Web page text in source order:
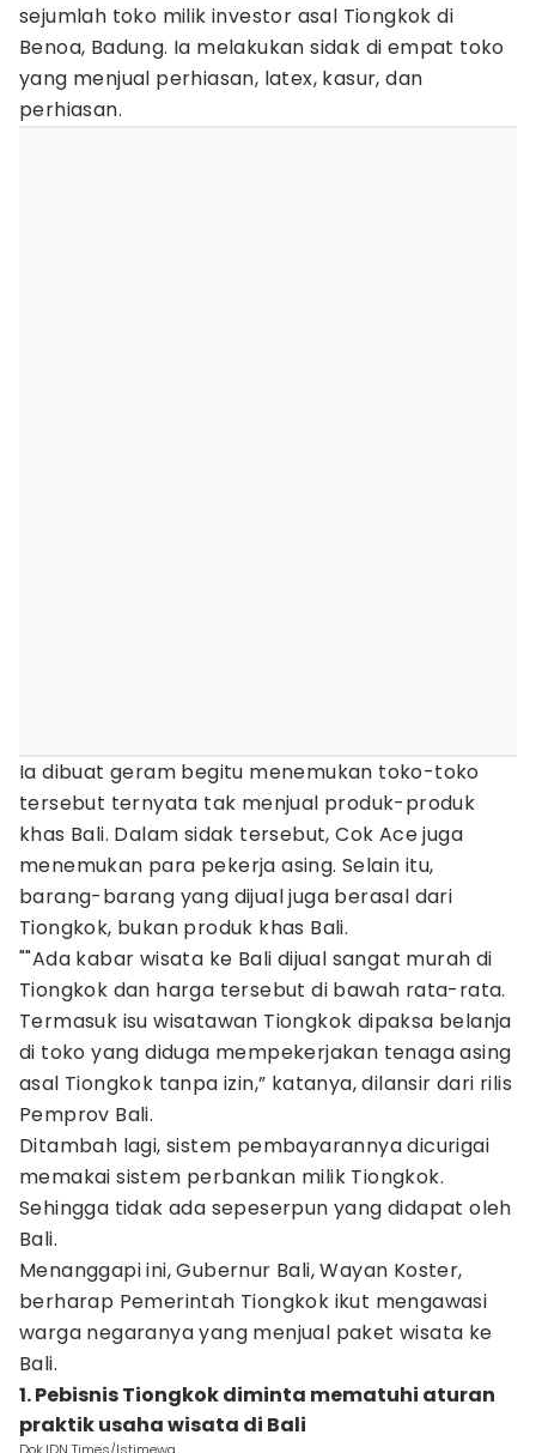
sejumlah toko milik investor asal Tiongkok di
Benoa, Badung. Ia melakukan sidak di empat toko
yang menjual perhiasan, latex, kasur, dan
perhiasan.
Ia dibuat geram begitu menemukan toko-toko
tersebut ternyata tak menjual produk-produk
khas Bali. Dalam sidak tersebut, Cok Ace juga
menemukan para pekerja asing. Selain itu,
barang-barang yang dijual juga berasal dari
Tiongkok, bukan produk khas Bali.
""Ada kabar wisata ke Bali dijual sangat murah di
Tiongkok dan harga tersebut di bawah rata-rata.
Termasuk isu wisatawan Tiongkok dipaksa belanja
di toko yang diduga mempekerjakan tenaga asing
asal Tiongkok tanpa izin,” katanya, dilansir dari rilis
Pemprov Bali.
Ditambah lagi, sistem pembayarannya dicurigai
memakai sistem perbankan milik Tiongkok.
Sehingga tidak ada sepeserpun yang didapat oleh
Bali.
Menanggapi ini, Gubernur Bali, Wayan Koster,
berharap Pemerintah Tiongkok ikut mengawasi
warga negaranya yang menjual paket wisata ke
Bali.
1. Pebisnis Tiongkok diminta mematuhi aturan
praktik usaha wisata di Bali